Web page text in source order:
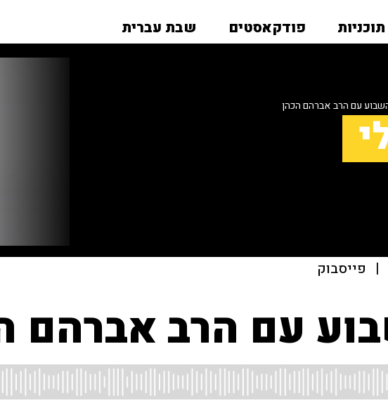
תוכניות פודקאסטים שבת עברית
עם הרב אברהם הכהן
| פייסבוק
עם הרב אברהם